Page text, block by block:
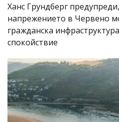
Ханс Грундберг
напрежението в Червено
гражданска
спокойствие